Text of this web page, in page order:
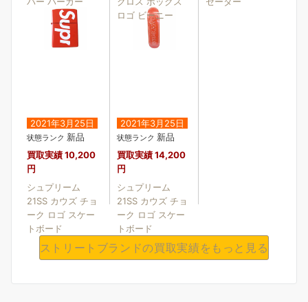
ロゴ ビーニー
2021年3月25日
状態ランク 新品
買取実績10,200
円
シュプリーム
21SS カウズ チョ
ーク ロゴ スケー
トボード
2021年3月25日
状態ランク 新品
買取実績14,200
円
シュプリーム
21SS カウズ チョ
ーク ロゴ スケー
トボード
ストリートブランドの買取実績をもっと見る